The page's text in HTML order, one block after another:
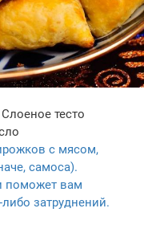
Слоеное тесто
с мясом,
самоса).
поможет вам
затруднений.